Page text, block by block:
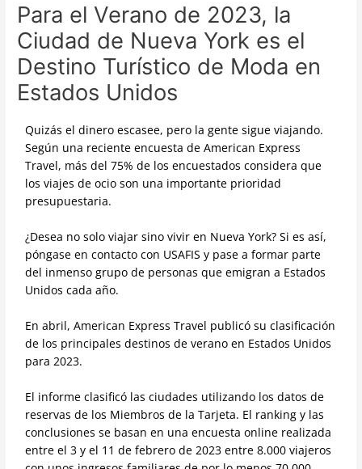
Para el Verano de 2023, la
Ciudad de Nueva York es el
Destino Turístico de Moda en
Estados Unidos
Quizás el dinero escasee, pero la gente sigue viajando.
Según una reciente encuesta de American Express
Travel, más del 75% de los encuestados considera que
los viajes de ocio son una importante prioridad
presupuestaria.
¿Desea no solo viajar sino vivir en Nueva York? Si es así,
póngase en contacto con USAFIS y pase a formar parte
del inmenso grupo de personas que emigran a Estados
Unidos cada año.
En abril, American Express Travel publicó su clasificación
de los principales destinos de verano en Estados Unidos
para 2023.
El informe clasificó las ciudades utilizando los datos de
reservas de los Miembros de la Tarjeta. El ranking y las
conclusiones se basan en una encuesta online realizada
entre el 3 y el 11 de febrero de 2023 entre 8.000 viajeros